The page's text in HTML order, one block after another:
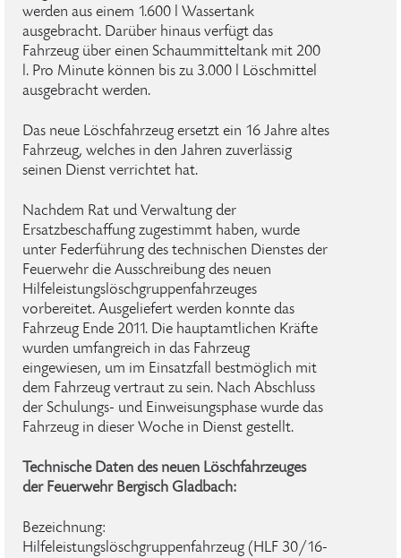
werden aus einem 1.600 l Wassertank
ausgebracht. Darüber hinaus verfügt das
Fahrzeug über einen Schaummitteltank mit 200
l. Pro Minute können bis zu 3.000 l Löschmittel
ausgebracht werden.
Das neue Löschfahrzeug ersetzt ein 16 Jahre altes
Fahrzeug, welches in den Jahren zuverlässig
seinen Dienst verrichtet hat.
Nachdem Rat und Verwaltung der
Ersatzbeschaffung zugestimmt haben, wurde
unter Federführung des technischen Dienstes der
Feuerwehr die Ausschreibung des neuen
Hilfeleistungslöschgruppenfahrzeuges
vorbereitet. Ausgeliefert werden konnte das
Fahrzeug Ende 2011. Die hauptamtlichen Kräfte
wurden umfangreich in das Fahrzeug
eingewiesen, um im Einsatzfall bestmöglich mit
dem Fahrzeug vertraut zu sein. Nach Abschluss
der Schulungs- und Einweisungsphase wurde das
Fahrzeug in dieser Woche in Dienst gestellt.
Technische Daten des neuen Löschfahrzeuges
der Feuerwehr Bergisch Gladbach:
Bezeichnung:
Hilfeleistungslöschgruppenfahrzeug (HLF 30/16-